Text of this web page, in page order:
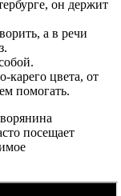
он держит
а в речи
карего цвета, от
помогать.
посещает